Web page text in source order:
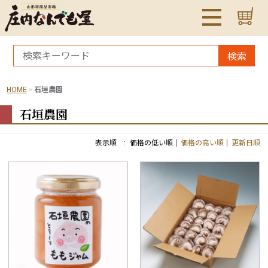
検索
HOME 石垣農園
石垣農園
表示順 : 価格の低い順 価格の高い順 更新日順